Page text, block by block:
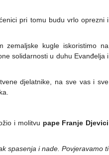
pri tomu budu vrlo oprezni i
zemaljske kugle iskoristimo na
solidarnosti u duhu Evanđelja i
djelatnike, na sve vas i sve
i molitvu pape Franje Djevici
spasenja i nade. Povjeravamo ti